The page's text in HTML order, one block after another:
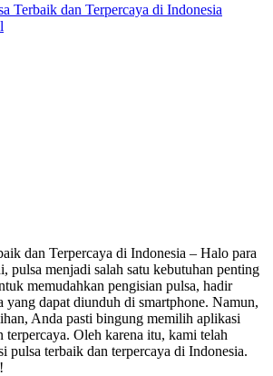
Terbaik dan Terpercaya di Indonesia
dan Terpercaya di Indonesia – Halo para
pulsa menjadi salah satu kebutuhan penting
memudahkan pengisian pulsa, hadir
yang dapat diunduh di smartphone. Namun,
Anda pasti bingung memilih aplikasi
terpercaya. Oleh karena itu, kami telah
pulsa terbaik dan terpercaya di Indonesia.